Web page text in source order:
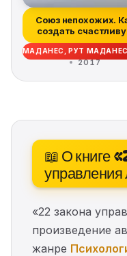
Союз непохожих.
создать
семью не во...
МАДАНЕС, РУТ
2017
📖 О книге
«22 закона
произведение
жанре